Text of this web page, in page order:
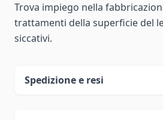
Trova impiego nella
trattamenti della superficie del
siccativi.
Spedizione e resi